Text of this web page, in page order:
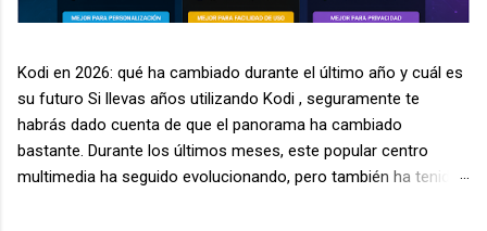
Kodi en 2026: qué ha cambiado durante el último año y cuál es
su futuro Si llevas años utilizando Kodi , seguramente te
habrás dado cuenta de que el panorama ha cambiado
bastante. Durante los últimos meses, este popular centro
multimedia ha seguido evolucionando, pero también ha tenido